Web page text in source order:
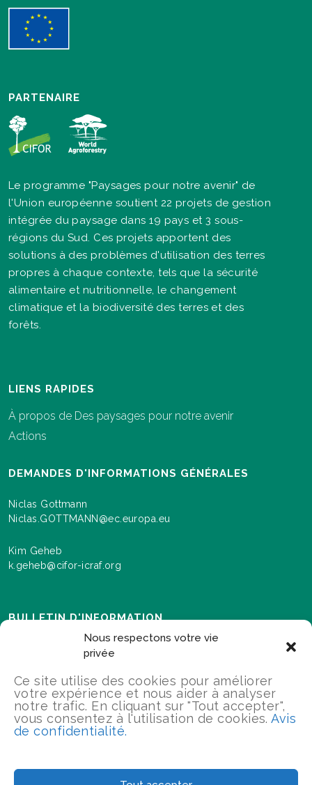
Nous respectons votre vie
privée
Ce site utilise des cookies pour améliorer
votre expérience et nous aider à analyser
notre trafic. En cliquant sur "Tout accepter",
vous consentez à l'utilisation de cookies.Avis
de confidentialité.
PARTENAIRE
Le programme "Paysages pour notre avenir" de
l'Union européenne soutient 22 projets de gestion
intégrée du paysage dans 19 pays et 3 sous-
régions du Sud. Ces projets apportent des
solutions à des problèmes d'utilisation des terres
propres à chaque contexte, tels que la sécurité
alimentaire et nutritionnelle, le changement
climatique et la biodiversité des terres et des
forêts.
LIENS RAPIDES
À propos de Des paysages pour notre avenir
Actions
DEMANDES D'INFORMATIONS GÉNÉRALES
Niclas Gottmann
Niclas.GOTTMANN@ec.europa.eu
Kim Geheb
k.geheb@cifor-icraf.org
BULLETIN D'INFORMATION
Inscrivez-vous ici pour recevoir des informations sur les
événements et les progrès réalisés dans le cadre du
déploiement du programme "Paysages pour notre
avenir".
2026 Paysages pour notre avenir / Tous droits réservés